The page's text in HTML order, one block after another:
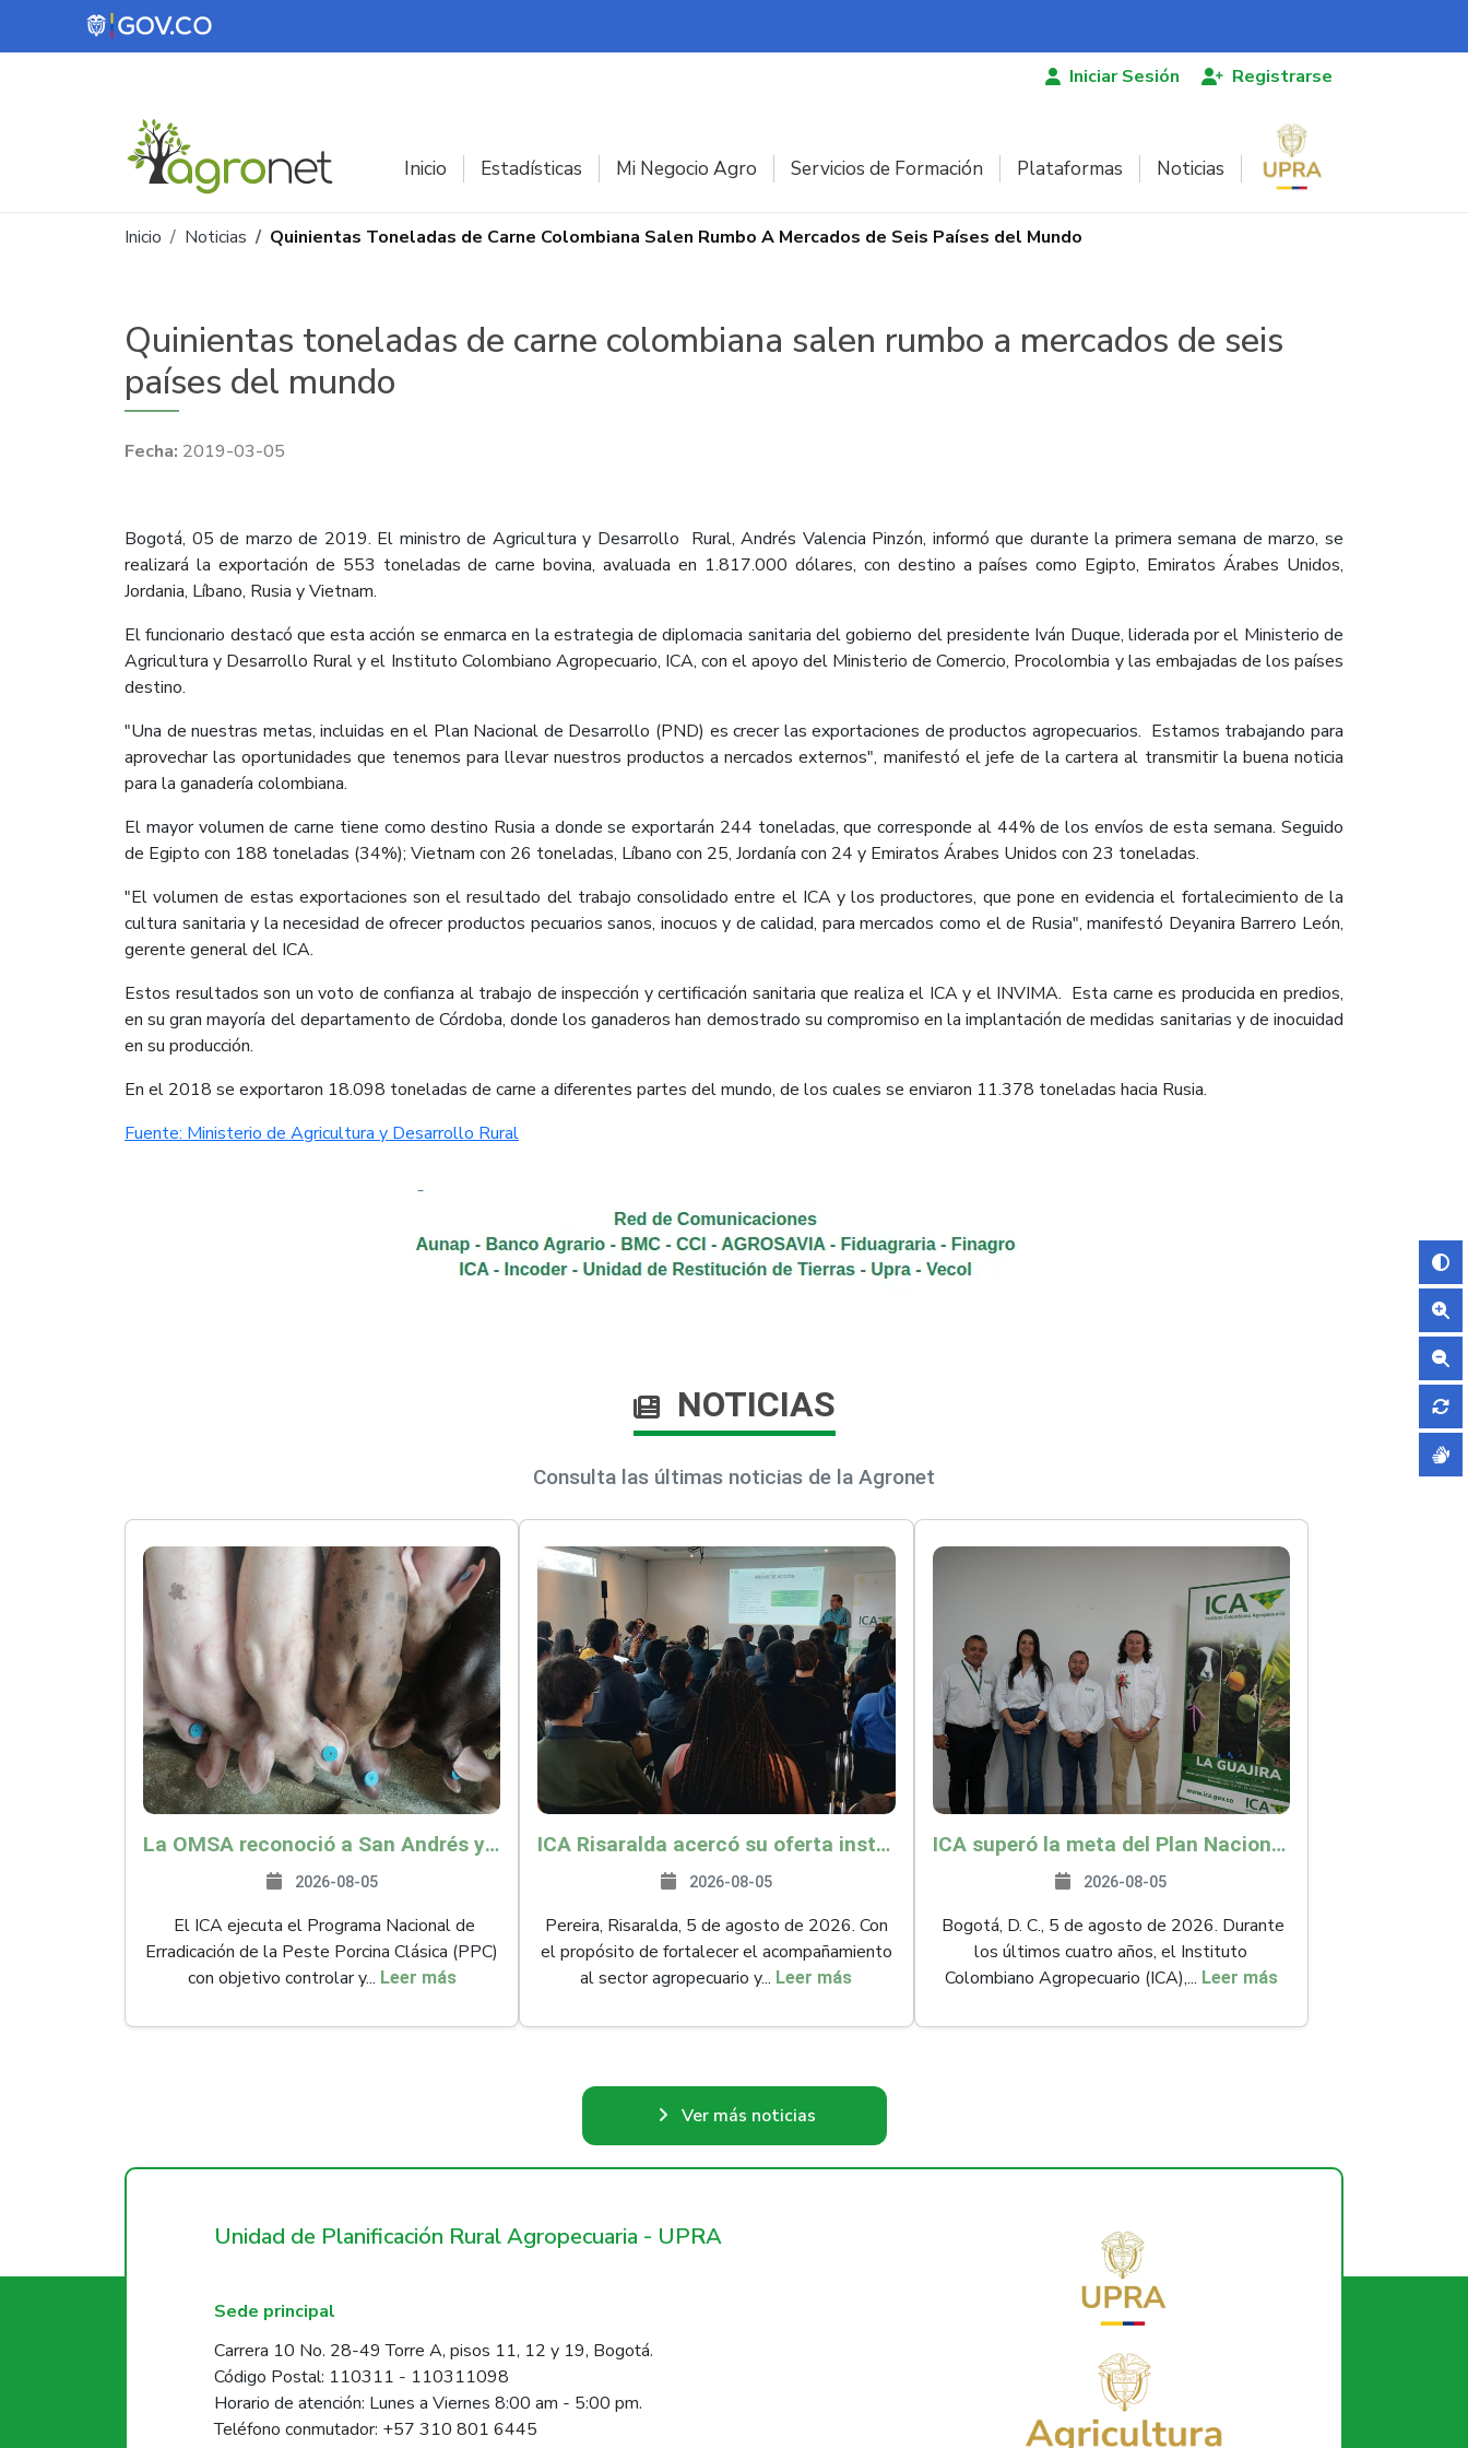
Pasar al contenido principal
Iniciar Sesión Registrarse
Inicio Estadísticas Mi Negocio Agro Servicios de Formación Plataformas Noticias
Ruta de navegación
Inicio Noticias Quinientas Toneladas de Carne Colombiana Salen Rumbo A Mercados de Seis Países del Mundo
Quinientas toneladas de carne colombiana salen rumbo a mercados de seis
países del mundo
2019-03-05
Bogotá, 05 de marzo de 2019. El ministro de Agricultura y Desarrollo Rural, Andrés Valencia Pinzón, informó que durante la primera semana de marzo, se
realizará la exportación de 553 toneladas de carne bovina, avaluada en 1.817.000 dólares, con destino a países como Egipto, Emiratos Árabes Unidos,
Jordania, Líbano, Rusia y Vietnam.
El funcionario destacó que esta acción se enmarca en la estrategia de diplomacia sanitaria del gobierno del presidente Iván Duque, liderada por el Ministerio de
Agricultura y Desarrollo Rural y el Instituto Colombiano Agropecuario, ICA, con el apoyo del Ministerio de Comercio, Procolombia y las embajadas de los países
destino.
"Una de nuestras metas, incluidas en el Plan Nacional de Desarrollo (PND) es crecer las exportaciones de productos agropecuarios. Estamos trabajando para
aprovechar las oportunidades que tenemos para llevar nuestros productos a nercados externos", manifestó el jefe de la cartera al transmitir la buena noticia
para la ganadería colombiana.
El mayor volumen de carne tiene como destino Rusia a donde se exportarán 244 toneladas, que corresponde al 44% de los envíos de esta semana. Seguido
de Egipto con 188 toneladas (34%); Vietnam con 26 toneladas, Líbano con 25, Jordanía con 24 y Emiratos Árabes Unidos con 23 toneladas.
"El volumen de estas exportaciones son el resultado del trabajo consolidado entre el ICA y los productores, que pone en evidencia el fortalecimiento de la
cultura sanitaria y la necesidad de ofrecer productos pecuarios sanos, inocuos y de calidad, para mercados como el de Rusia", manifestó Deyanira Barrero León,
gerente general del ICA.
Estos resultados son un voto de confianza al trabajo de inspección y certificación sanitaria que realiza el ICA y el INVIMA. Esta carne es producida en predios,
en su gran mayoría del departamento de Córdoba, donde los ganaderos han demostrado su compromiso en la implantación de medidas sanitarias y de inocuidad
en su producción.
En el 2018 se exportaron 18.098 toneladas de carne a diferentes partes del mundo, de los cuales se enviaron 11.378 toneladas hacia Rusia.
Fuente: Ministerio de Agricultura y Desarrollo Rural
NOTICIAS
Consulta las últimas noticias de la Agronet
La OMSA reconoció a San Andrés y Providencia como zona libre de Peste Porcina Clásica (PPC)
2026-08-05
El ICA ejecuta el Programa Nacional de
Erradicación de la Peste Porcina Clásica (PPC)
con objetivo controlar y... Leer más
ICA Risaralda acercó su oferta institucional a productores y emprendedores en Expocamello
2026-08-05
Pereira, Risaralda, 5 de agosto de 2026. Con
el propósito de fortalecer el acompañamiento
al sector agropecuario y... Leer más
ICA superó la meta del Plan Nacional de Desarrollo y abrió 61 mercados internacionales
2026-08-05
Bogotá, D. C., 5 de agosto de 2026. Durante
los últimos cuatro años, el Instituto
Colombiano Agropecuario (ICA),... Leer más
Ver más noticias
Unidad de Planificación Rural Agropecuaria - UPRA
Sede principal
Carrera 10 No. 28-49 Torre A, pisos 11, 12 y 19, Bogotá.
Código Postal: 110311 - 110311098
Horario de atención: Lunes a Viernes 8:00 am - 5:00 pm.
Teléfono conmutador: +57 310 801 6445